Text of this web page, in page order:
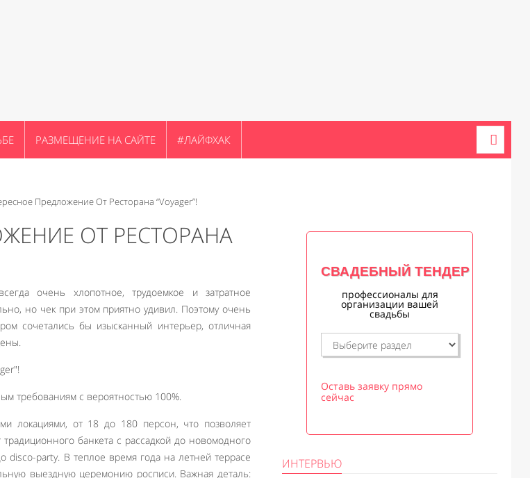
РАЗМЕЩЕНИЕ НА САЙТЕ #ЛАЙФХАК
Предложение От Ресторана “Voyager”!
ОТ РЕСТОРАНА
очень хлопотное, трудоемкое и затратное
но чек при этом приятно удивил. Поэтому очень
сочетались бы изысканный интерьер, отличная
требованиям с вероятностью 100%.
локациями, от 18 до 180 персон, что позволяет
банкета с рассадкой до новомодного
disco-party. В теплое время года на летней террасе
выездную церемонию росписи. Важная деталь:
СВАДЕБНЫЙ ТЕНДЕР
профессионалы для
организации вашей
свадьбы
Оставь заявку прямо
сейчас
ИНТЕРВЬЮ